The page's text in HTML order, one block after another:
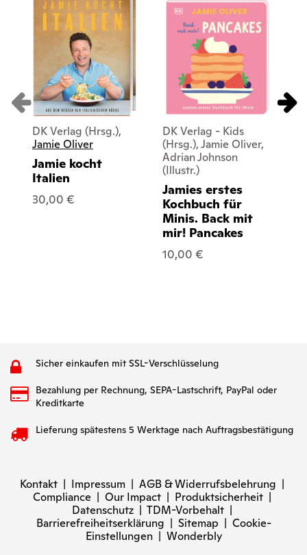
DK Verlag (Hrsg.),
Jamie Oliver
Jamie kocht
Italien
30,00 €
DK Verlag - Kids
(Hrsg.), Jamie Oliver,
Adrian Johnson
(Illustr.)
Jamies erstes
Kochbuch für
Minis. Back mit
mir! Pancakes
10,00 €
Sicher einkaufen mit SSL-Verschlüsselung
Bezahlung per Rechnung, SEPA-Lastschrift, PayPal oder
Kreditkarte
Lieferung spätestens 5 Werktage nach Auftragsbestätigung
Kontakt | Impressum | AGB & Widerrufsbelehrung |
Compliance | Our Impact | Produktsicherheit |
Datenschutz | TDM-Vorbehalt |
Barrierefreiheitserklärung | Sitemap | Cookie-
Einstellungen| Wonderbly